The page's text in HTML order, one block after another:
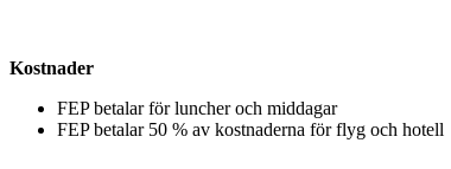
Kostnader
FEP betalar för luncher och middagar
FEP betalar 50 % av kostnaderna för flyg och hotell